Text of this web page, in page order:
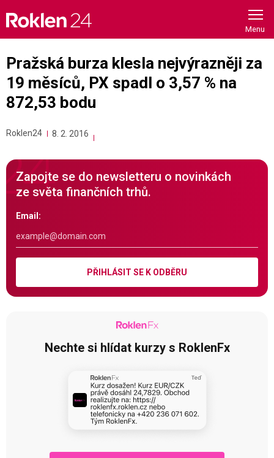
content
Pražská burza klesla nejvýrazněji za
19 měsíců, PX spadl o 3,57 % na
872,53 bodu
Roklen24 8. 2. 2016
Zapojte se do newsletteru o novinkách
ze světa finančních trhů.
Email:
PŘIHLÁSIT SE K ODBĚRU
Nechte si hlídat kurzy s RoklenFx